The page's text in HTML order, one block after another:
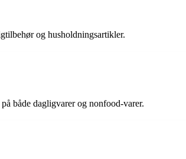
og husholdningsartikler.
både dagligvarer og nonfood-varer.